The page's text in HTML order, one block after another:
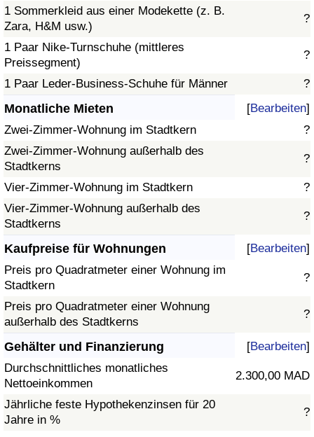
1 Sommerkleid aus einer Modekette (z. B.
Zara, H&M usw.)
?
1 Paar Nike-Turnschuhe (mittleres
Preissegment)
?
1 Paar Leder-Business-Schuhe für Männer ?
Monatliche Mieten [Bearbeiten]
Zwei-Zimmer-Wohnung im Stadtkern
?
Zwei-Zimmer-Wohnung außerhalb des
Stadtkerns
?
Vier-Zimmer-Wohnung im Stadtkern
?
Vier-Zimmer-Wohnung außerhalb des
Stadtkerns
?
Kaufpreise für Wohnungen [Bearbeiten]
Preis pro Quadratmeter einer Wohnung im
Stadtkern
?
Preis pro Quadratmeter einer Wohnung
außerhalb des Stadtkerns
?
Gehälter und Finanzierung [Bearbeiten]
Durchschnittliches monatliches
Nettoeinkommen
2.300,00 MAD
Jährliche feste Hypothekenzinsen für 20
Jahre in %
?